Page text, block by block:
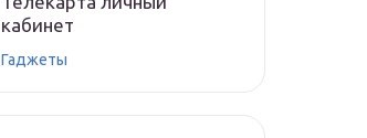
кабинет
Гаджеты